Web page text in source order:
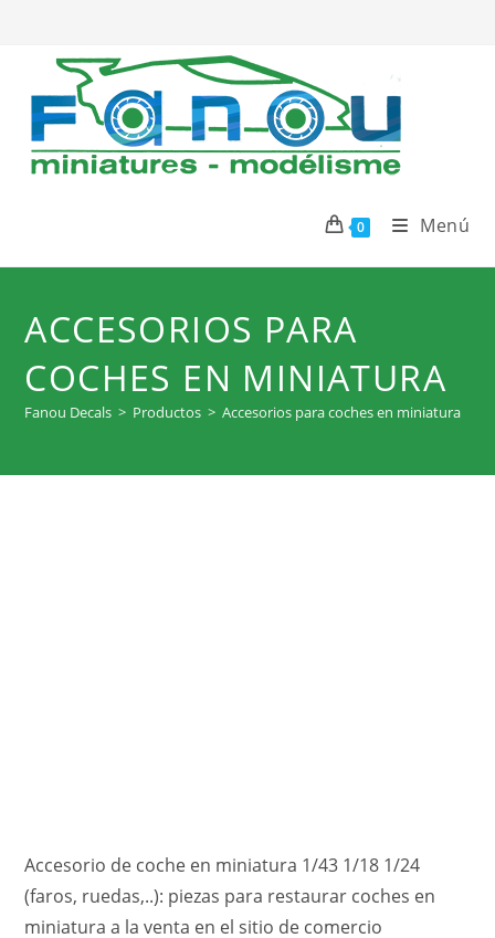
contenido
0 Menú
ACCESORIOS PARA
COCHES EN MINIATURA
Fanou Decals > Productos > Accesorios para coches en miniatura
Accesorio de coche en miniatura 1/43 1/18 1/24
(faros, ruedas,..): piezas para restaurar coches en
miniatura a la venta en el sitio de comercio